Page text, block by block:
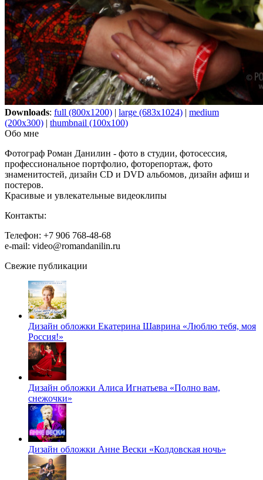
Downloads: full (800x1200) | large (683x1024) | medium
(200x300) | thumbnail (100x100)
Обо мне
Фотограф Роман Данилин - фото в студии, фотосессия,
профессиональное портфолио, фоторепортаж, фото
знаменитостей, дизайн CD и DVD альбомов, дизайн афиш и
постеров.
Красивые и увлекательные видеоклипы
Контакты:
Телефон: +7 906 768-48-68
e-mail: video@romandanilin.ru
Свежие публикации
Дизайн обложки Екатерина Шаврина «Люблю тебя, моя
Россия!»
Дизайн обложки Алиса Игнатьева «Полно вам,
снежочки»
Дизайн обложки Анне Вески «Колдовская ночь»